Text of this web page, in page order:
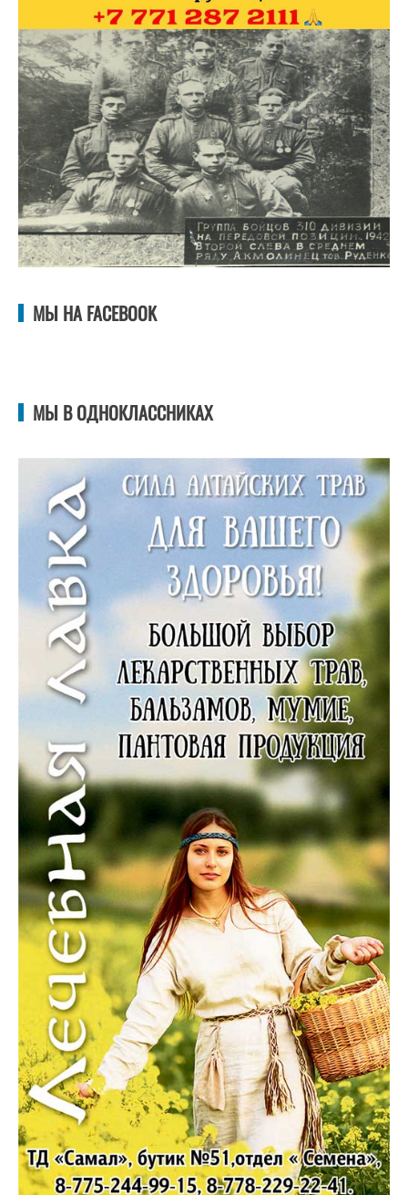
МЫ НА FACEBOOK
МЫ В ОДНОКЛАССНИКАХ